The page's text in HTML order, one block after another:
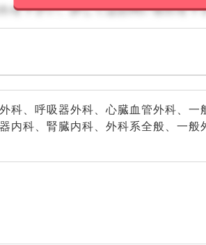
せ下さい。詳しくはお問い合わせ下
科、呼吸器外科、心臓血管外科、一
内科、腎臓内科、外科系全般、一般